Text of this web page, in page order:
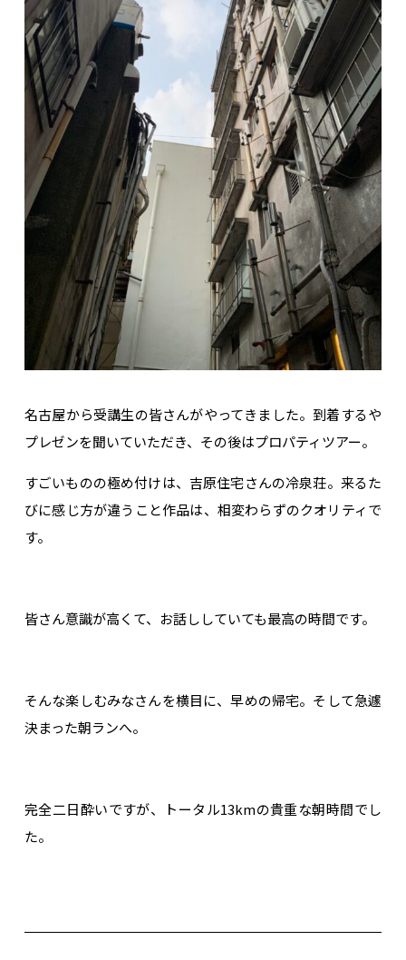
名古屋から受講生の皆さんがやってきました。到着するや
プレゼンを聞いていただき、その後はプロパティツアー。
すごいものの極め付けは、吉原住宅さんの冷泉荘。来るた
びに感じ方が違うこと作品は、相変わらずのクオリティで
す。
皆さん意識が高くて、お話ししていても最高の時間です。
そんな楽しむみなさんを横目に、早めの帰宅。そして急遽
決まった朝ランへ。
完全二日酔いですが、トータル13kmの貴重な朝時間でし
た。